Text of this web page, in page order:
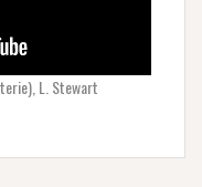
L. Stewart